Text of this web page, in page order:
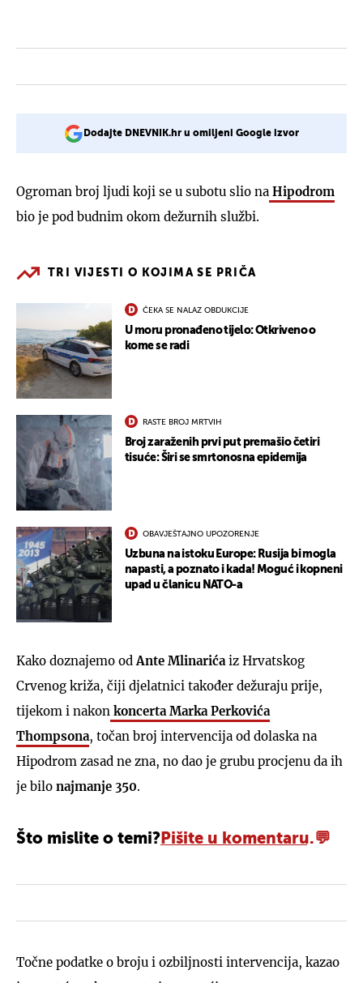
Dodajte DNEVNIK.hr u omiljeni Google izvor
Ogroman broj ljudi koji se u subotu slio na Hipodrom
bio je pod budnim okom dežurnih službi.
TRI VIJESTI O KOJIMA SE PRIČA
ČEKA SE NALAZ OBDUKCIJE
U moru pronađeno tijelo: Otkriveno o
kome se radi
RASTE BROJ MRTVIH
Broj zaraženih prvi put premašio četiri
tisuće: Širi se smrtonosna epidemija
OBAVJEŠTAJNO UPOZORENJE
Uzbuna na istoku Europe: Rusija bi mogla
napasti, a poznato i kada! Moguć i kopneni
upad u članicu NATO-a
Kako doznajemo od Ante Mlinarića iz Hrvatskog
Crvenog križa, čiji djelatnici također dežuraju prije,
tijekom i nakon koncerta Marka Perkovića
Thompsona, točan broj intervencija od dolaska na
Hipodrom zasad ne zna, no dao je grubu procjenu da ih
je bilo najmanje 350.
Što mislite o temi? Pišite u komentaru.
Točne podatke o broju i ozbiljnosti intervencija, kazao